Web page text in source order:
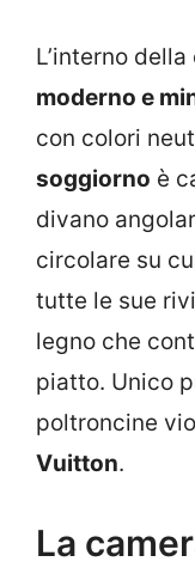
L’interno
moderno e
con colori
soggiorno è
divano
circolare su
tutte le sue
legno che
piatto. Unico
poltroncine
Vuitton.
La